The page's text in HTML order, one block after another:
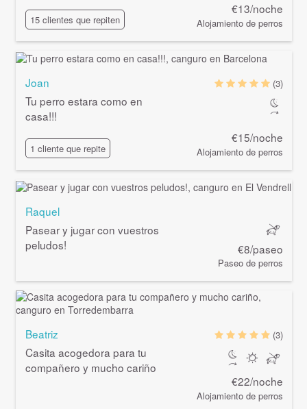
15 clientes que repiten
€13/noche
Alojamiento de perros
Joan
Tu perro estara como en
casa!!!
1 cliente que repite
(3)
€15/noche
Alojamiento de perros
Raquel
Pasear y jugar con vuestros
peludos!
€8/paseo
Paseo de perros
Beatriz
Casita acogedora para tu
compañero y mucho cariño
(3)
€22/noche
Alojamiento de perros